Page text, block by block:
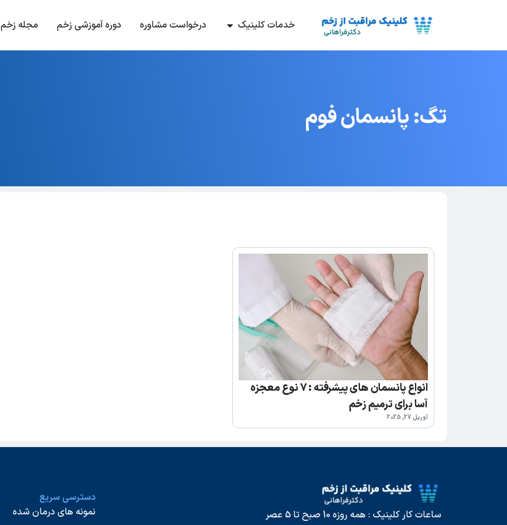
خدمات کلینیک درخواست مشاوره دوره آموزشی زخم مجله زخم
تگ: پانسمان فوم
انواع پانسمان های پیشرفته : 7 نوع معجزه
آسا برای ترمیم زخم
آوریل 27, 2025
ساعات کار کلینیک : همه روزه 10 صبح تا 5 عصر
دسترسی سریع
نمونه های درمان شده